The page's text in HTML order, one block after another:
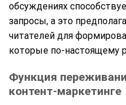
обсуждениях
запросы, а это
читателей для
которые по-настоящему
Функция
контент-маркетинге